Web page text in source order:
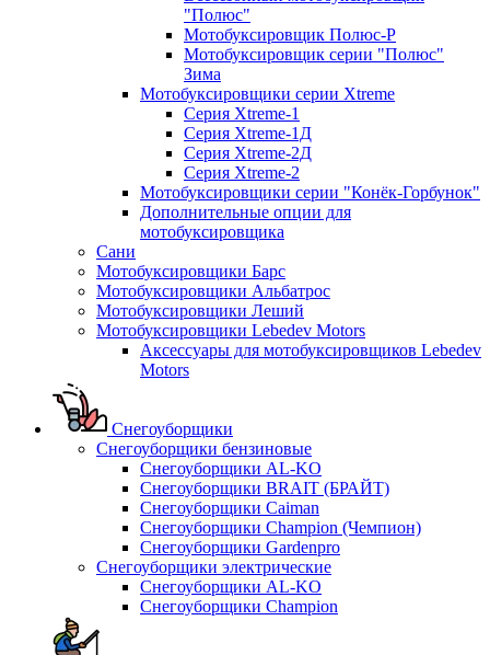
"Полюс"
Мотобуксировщик Полюс-Р
Мотобуксировщик серии "Полюс"
Зима
Мотобуксировщики серии Xtreme
Серия Xtreme-1
Серия Xtreme-1Д
Серия Xtreme-2Д
Серия Xtreme-2
Мотобуксировщики серии "Конёк-Горбунок"
Дополнительные опции для
мотобуксировщика
Сани
Мотобуксировщики Барс
Мотобуксировщики Альбатрос
Мотобуксировщики Леший
Мотобуксировщики Lebedev Motors
Аксессуары для мотобуксировщиков Lebedev
Motors
Снегоуборщики
Снегоуборщики бензиновые
Снегоуборщики AL-KO
Снегоуборщики BRAIT (БРАЙТ)
Снегоуборщики Caiman
Снегоуборщики Champion (Чемпион)
Снегоуборщики Gardenpro
Снегоуборщики электрические
Снегоуборщики AL-KO
Снегоуборщики Champion